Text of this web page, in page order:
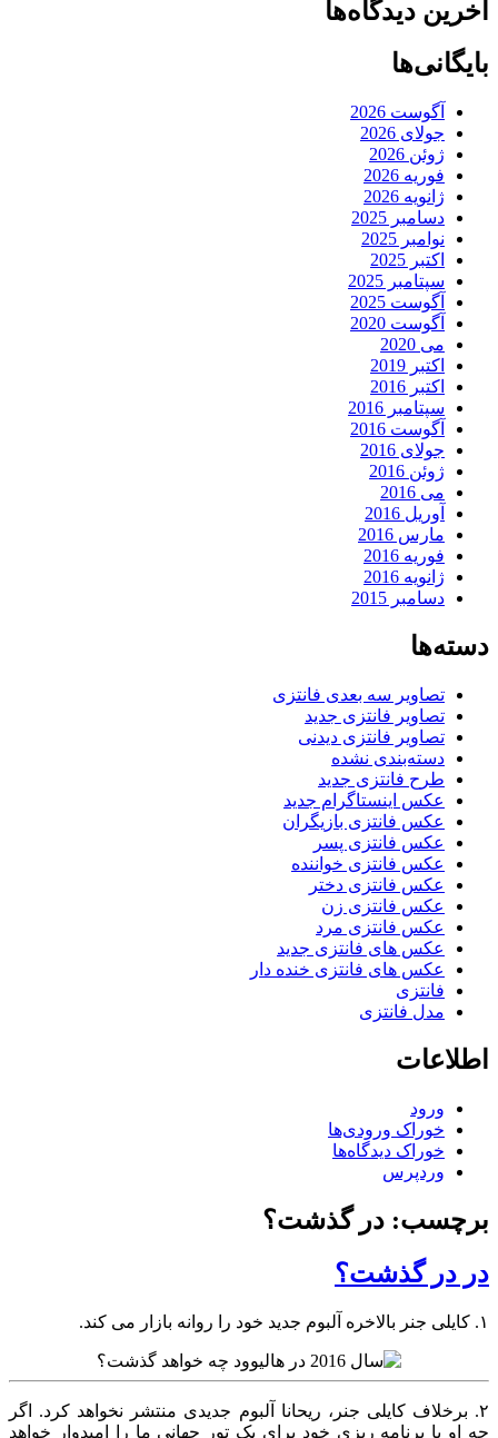
آخرین دیدگاه‌ها
بایگانی‌ها
آگوست 2026
جولای 2026
ژوئن 2026
فوریه 2026
ژانویه 2026
دسامبر 2025
نوامبر 2025
اکتبر 2025
سپتامبر 2025
آگوست 2025
آگوست 2020
می 2020
اکتبر 2019
اکتبر 2016
سپتامبر 2016
آگوست 2016
جولای 2016
ژوئن 2016
می 2016
آوریل 2016
مارس 2016
فوریه 2016
ژانویه 2016
دسامبر 2015
دسته‌ها
تصاویر سه بعدی فانتزی
تصاویر فانتزی جدید
تصاویر فانتزی دیدنی
دسته‌بندی نشده
طرح فانتزی جدید
عکس اینستاگرام جدید
عکس فانتزی بازیگران
عکس فانتزی پسر
عکس فانتزی خواننده
عکس فانتزی دختر
عکس فانتزی زن
عکس فانتزی مرد
عکس های فانتزی جدید
عکس های فانتزی خنده دار
فانتزی
مدل فانتزی
اطلاعات
ورود
خوراک ورودی‌ها
خوراک دیدگاه‌ها
وردپرس
برچسب: در گذشت؟
در در گذشت؟
۱. کایلی جنر بالاخره آلبوم جدید خود را روانه بازار می کند.
۲. برخلاف کایلی جنر، ریحانا آلبوم جدیدی منتشر نخواهد کرد. اگر
چه او با برنامه ریزی خود برای یک تور جهانی ما را امیدوار خواهد